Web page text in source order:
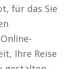
für das Sie
Ihre Reise